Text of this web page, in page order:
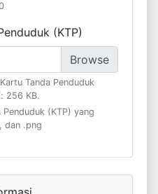
(KTP)
Tanda Penduduk
256 KB.
(KTP) yang
dan .png